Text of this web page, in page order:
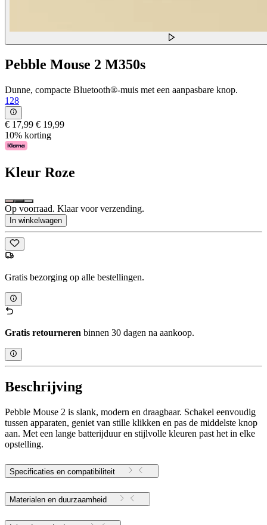
Pebble Mouse 2 M350s
Dunne, compacte Bluetooth®-muis met een aanpasbare knop.
128
€ 17,99 € 19,99
10% korting
Kleur Roze
Op voorraad. Klaar voor verzending.
In winkelwagen
Gratis bezorging op alle bestellingen.
Gratis retourneren binnen 30 dagen na aankoop.
Beschrijving
Pebble Mouse 2 is slank, modern en draagbaar. Schakel eenvoudig
tussen apparaten, geniet van stille klikken en pas de middelste knop
aan. Met een lange batterijduur en stijlvolle kleuren past het in elke
opstelling.
Specificaties en compatibiliteit
Materialen en duurzaamheid